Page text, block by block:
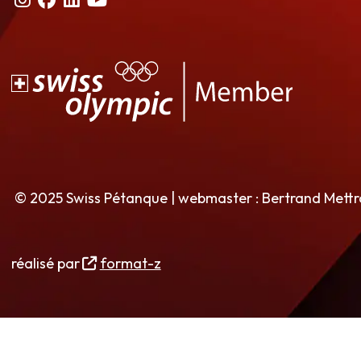
© 2025 Swiss Pétanque | webmaster : Bertrand
réalisé par format-z